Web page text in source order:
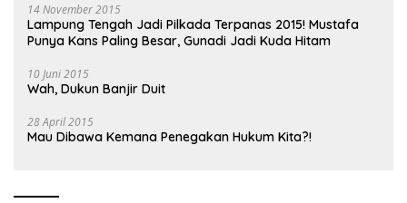
14 November 2015
Lampung Tengah Jadi Pilkada Terpanas 2015! Mustafa
Punya Kans Paling Besar, Gunadi Jadi Kuda Hitam
10 Juni 2015
Wah, Dukun Banjir Duit
28 April 2015
Mau Dibawa Kemana Penegakan Hukum Kita?!